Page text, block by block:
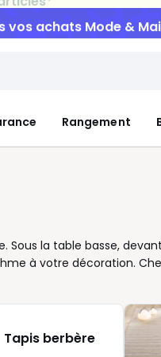
vos achats Mode &
Rangement
Sous la table basse,
à votre décoration.
pour répondre à vos
choisir selon votre
Dans une pièce très
sur une matière
Tapis berbère